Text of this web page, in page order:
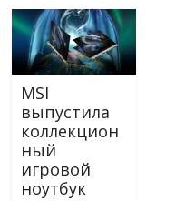
MSI
выпустила
коллекцион
ный
игровой
ноутбук